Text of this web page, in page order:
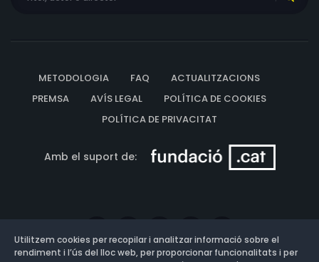
METODOLOGIA FAQ
ACTUALITZACIONS
PREMSA
AVÍS LEGAL
POLÍTICA DE COOKIES
POLÍTICA DE PRIVACITAT
Amb el suport de:
Utilitzem cookies per recopilar i analitzar informació sobre el
rendiment i l’ús del lloc web, per proporcionar funcionalitats i per